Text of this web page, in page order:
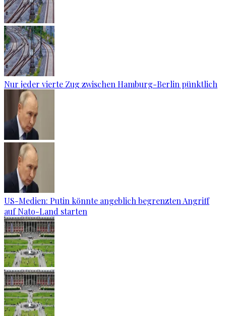
Nur jeder vierte Zug zwischen Hamburg-Berlin pünktlich
US-Medien: Putin könnte angeblich begrenzten Angriff
auf Nato-Land starten